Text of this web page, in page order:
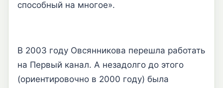
способный на многое».
В 2003 году Овсянникова перешла работать
на Первый канал. А незадолго до этого
(ориентировочно в 2000 году) была